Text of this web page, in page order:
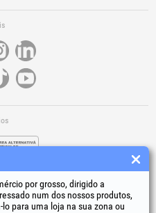
por grosso, dirigido a
num dos nossos produtos,
para uma loja na sua zona ou